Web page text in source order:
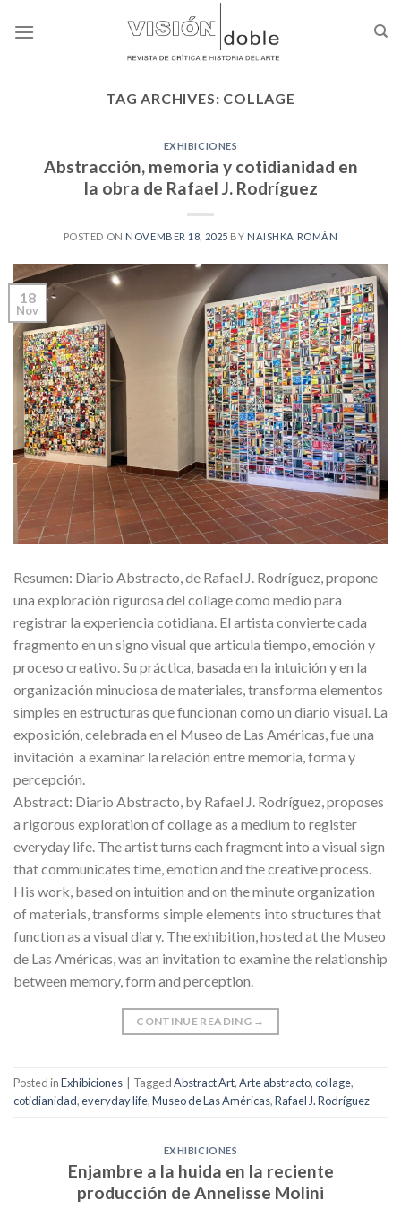
TAG ARCHIVES: COLLAGE
EXHIBICIONES
Abstracción, memoria y cotidianidad en
la obra de Rafael J. Rodríguez
POSTED ON NOVEMBER 18, 2025 BY NAISHKA ROMÁN
18
Nov
Resumen: Diario Abstracto, de Rafael J. Rodríguez, propone
una exploración rigurosa del collage como medio para
registrar la experiencia cotidiana. El artista convierte cada
fragmento en un signo visual que articula tiempo, emoción y
proceso creativo. Su práctica, basada en la intuición y en la
organización minuciosa de materiales, transforma elementos
simples en estructuras que funcionan como un diario visual. La
exposición, celebrada en el Museo de Las Américas, fue una
invitación a examinar la relación entre memoria, forma y
percepción.
Abstract: Diario Abstracto, by Rafael J. Rodríguez, proposes
a rigorous exploration of collage as a medium to register
everyday life. The artist turns each fragment into a visual sign
that communicates time, emotion and the creative process.
His work, based on intuition and on the minute organization
of materials, transforms simple elements into structures that
function as a visual diary. The exhibition, hosted at the Museo
de Las Américas, was an invitation to examine the relationship
between memory, form and perception.
CONTINUE READING →
Posted inExhibiciones TaggedAbstract Art,Arte abstracto,collage,
cotidianidad,everyday life,Museo de Las Américas,Rafael J. Rodríguez
EXHIBICIONES
Enjambre a la huida en la reciente
producción de Annelisse Molini